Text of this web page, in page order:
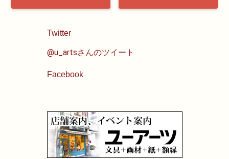
Twitter
@u_artsさんのツイート
Facebook